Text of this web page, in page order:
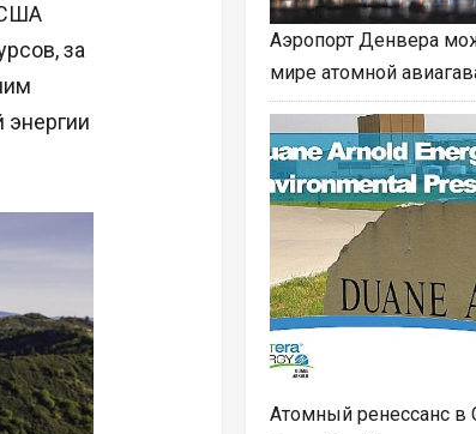
США
за
Аэропорт Денвера
мире атомной
Атомный ренессанс